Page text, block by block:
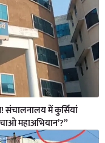
संचालनालय में कुर्सियां
महाअभियान’?”